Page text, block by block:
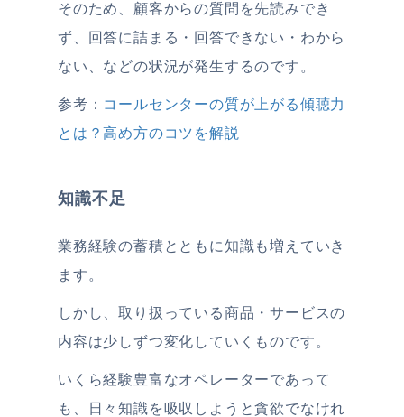
そのため、顧客からの質問を先読みでき
ず、回答に詰まる・回答できない・わから
ない、などの状況が発生するのです。
参考： コールセンターの質が上がる傾聴力
とは？高め方のコツを解説
知識不足
業務経験の蓄積とともに知識も増えていき
ます。
しかし、取り扱っている商品・サービスの
内容は少しずつ変化していくものです。
いくら経験豊富なオペレーターであって
も、日々知識を吸収しようと貪欲でなけれ